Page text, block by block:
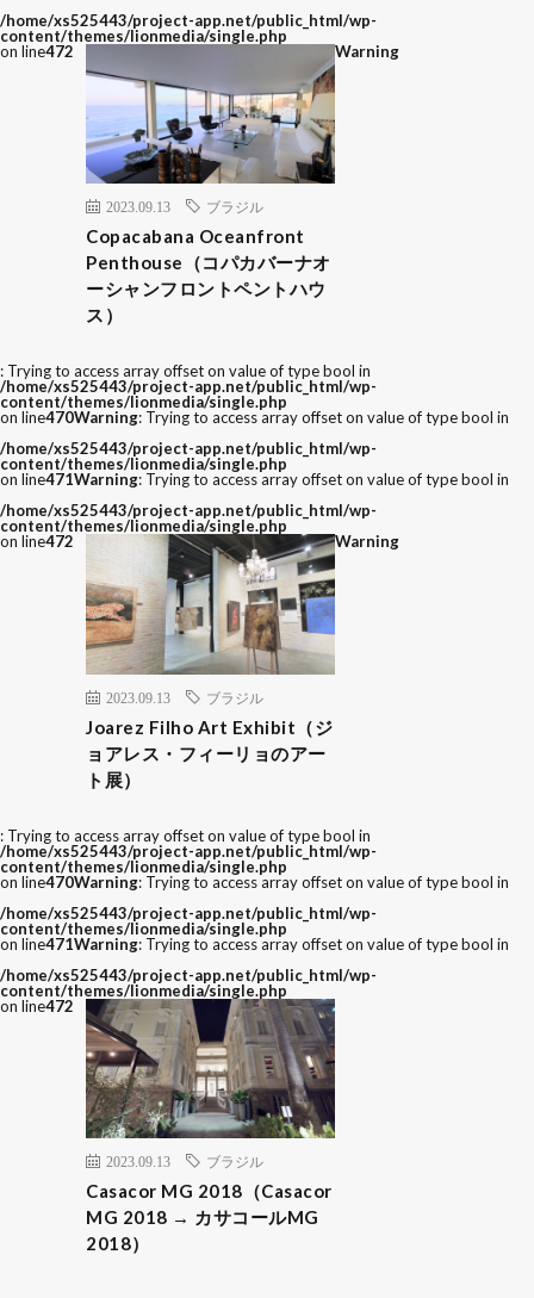
/home/xs525443/project-app.net/public_html/wp-
content/themes/lionmedia/single.php
on line472
2023.09.13 ブラジル
Copacabana Oceanfront
Penthouse（コパカバーナオ
ーシャンフロントペントハウ
ス）
Warning
: Trying to access array offset on value of type bool in
/home/xs525443/project-app.net/public_html/wp-
content/themes/lionmedia/single.php
on line470Warning: Trying to access array offset on value of type bool in
/home/xs525443/project-app.net/public_html/wp-
content/themes/lionmedia/single.php
on line471Warning: Trying to access array offset on value of type bool in
/home/xs525443/project-app.net/public_html/wp-
content/themes/lionmedia/single.php
on line472
2023.09.13 ブラジル
Joarez Filho Art Exhibit（ジ
ョアレス・フィーリョのアー
ト展）
Warning
: Trying to access array offset on value of type bool in
/home/xs525443/project-app.net/public_html/wp-
content/themes/lionmedia/single.php
on line470Warning: Trying to access array offset on value of type bool in
/home/xs525443/project-app.net/public_html/wp-
content/themes/lionmedia/single.php
on line471Warning: Trying to access array offset on value of type bool in
/home/xs525443/project-app.net/public_html/wp-
content/themes/lionmedia/single.php
on line472
2023.09.13 ブラジル
Casacor MG 2018（Casacor
MG 2018 → カサコールMG
2018）